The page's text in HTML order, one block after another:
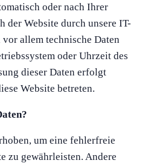
oder nach Ihrer
der Website durch unsere IT-
vor allem technische Daten
oder Uhrzeit des
dieser Daten erfolgt
Website betreten.
um eine fehlerfreie
zu gewährleisten. Andere